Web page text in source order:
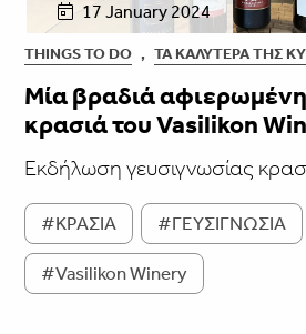
17 January 2024
THINGS TO DO , ΤΑ ΚΑΛΎΤΕΡΑ ΤΗΣ
Μία βραδιά
κρασιά του Vasilikon
Εκδήλωση γευσιγνωσίας
#ΚΡΑΣΙΑ #ΓΕΥΣΙΓΝΩΣΙΑ
#Vasilikon Winery